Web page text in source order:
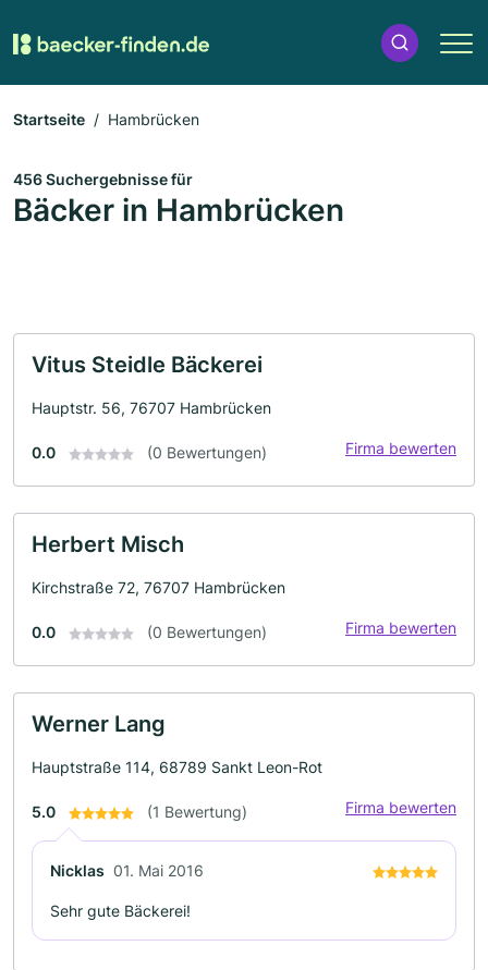
Startseite Hambrücken
456 Suchergebnisse für
Bäcker in Hambrücken
Vitus Steidle Bäckerei
Hauptstr. 56, 76707 Hambrücken
0.0 (0 Bewertungen) Firma bewerten
Herbert Misch
Kirchstraße 72, 76707 Hambrücken
0.0 (0 Bewertungen) Firma bewerten
Werner Lang
Hauptstraße 114, 68789 Sankt Leon-Rot
5.0 (1 Bewertung) Firma bewerten
Nicklas 01. Mai 2016
Sehr gute Bäckerei!